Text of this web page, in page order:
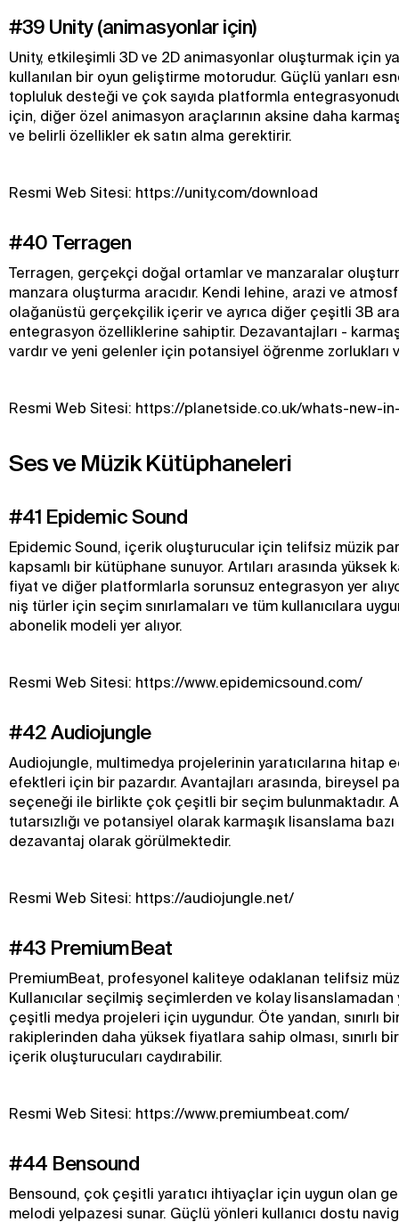
#39 Unity (animasyonlar için)
Unity, etkileşimli 3D ve 2D animasyonlar oluşturmak için
kullanılan bir oyun geliştirme motorudur. Güçlü yanları
topluluk desteği ve çok sayıda platformla
için, diğer özel animasyon araçlarının aksine daha
ve belirli özellikler ek satın alma gerektirir.
Resmi Web Sitesi: https://unity.com/download
#40 Terragen
Terragen, gerçekçi doğal ortamlar ve manzaralar
manzara oluşturma aracıdır. Kendi lehine, arazi ve
olağanüstü gerçekçilik içerir ve ayrıca diğer çeşitli 3B
entegrasyon özelliklerine sahiptir. Dezavantajları -
vardır ve yeni gelenler için potansiyel öğrenme zorlukları
Resmi Web Sitesi: https://planetside.co.uk/whats-new-
Ses ve Müzik Kütüphaneleri
#41 Epidemic Sound
Epidemic Sound, içerik oluşturucular için telifsiz müzik
kapsamlı bir kütüphane sunuyor. Artıları arasında yüksek
fiyat ve diğer platformlarla sorunsuz entegrasyon yer
niş türler için seçim sınırlamaları ve tüm kullanıcılara
abonelik modeli yer alıyor.
Resmi Web Sitesi: https://www.epidemicsound.com/
#42 Audiojungle
Audiojungle, multimedya projelerinin yaratıcılarına hitap
efektleri için bir pazardır. Avantajları arasında, bireysel
seçeneği ile birlikte çok çeşitli bir seçim bulunmaktadır.
tutarsızlığı ve potansiyel olarak karmaşık lisanslama bazı
dezavantaj olarak görülmektedir.
Resmi Web Sitesi: https://audiojungle.net/
#43 PremiumBeat
PremiumBeat, profesyonel kaliteye odaklanan telifsiz
Kullanıcılar seçilmiş seçimlerden ve kolay lisanslamadan
çeşitli medya projeleri için uygundur. Öte yandan, sınırlı
rakiplerinden daha yüksek fiyatlara sahip olması, sınırlı
içerik oluşturucuları caydırabilir.
Resmi Web Sitesi: https://www.premiumbeat.com/
#44 Bensound
Bensound, çok çeşitli yaratıcı ihtiyaçlar için uygun olan
melodi yelpazesi sunar. Güçlü yönleri kullanıcı dostu